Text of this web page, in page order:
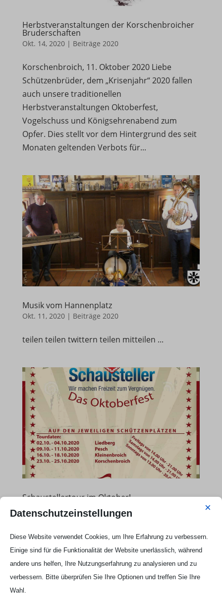
Herbstveranstaltungen der Korschenbroicher
Bruderschaften
Okt. 14, 2020| Beiträge 2020
Korschenbroich, 11. Oktober 2020 Liebe
Schützenbrüder, dem „Krisenjahr“ 2020 fallen
auch unsere traditionellen
Herbstveranstaltungen Oktoberfest,
Vogelschuss und Königsehrenabend zum
Opfer. Dies stellt vor dem Hintergrund des seit
Monaten geltenden Verbots für...
Musik vom Hannenplatz
Okt. 11, 2020| Beiträge 2020
teilen teilen twittern teilen mitteilen ...
Schaustellertour im Oktober!
Sep. 24, 2020 Allgemein
Für das leibliche Wohl sorgt Curry Jupp!...
Datenschutzeinstellungen ×
Diese Website verwendet Cookies, um Ihre Erfahrung zu verbessern.
Einige sind für die Funktionalität der Website unerlässlich, während
andere uns helfen, Ihre Nutzungserfahrung zu analysieren und zu
verbessern. Bitte überprüfen Sie Ihre Optionen und treffen Sie Ihre
Wahl.